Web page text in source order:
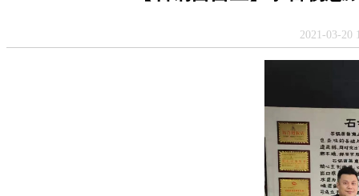
2021-03-